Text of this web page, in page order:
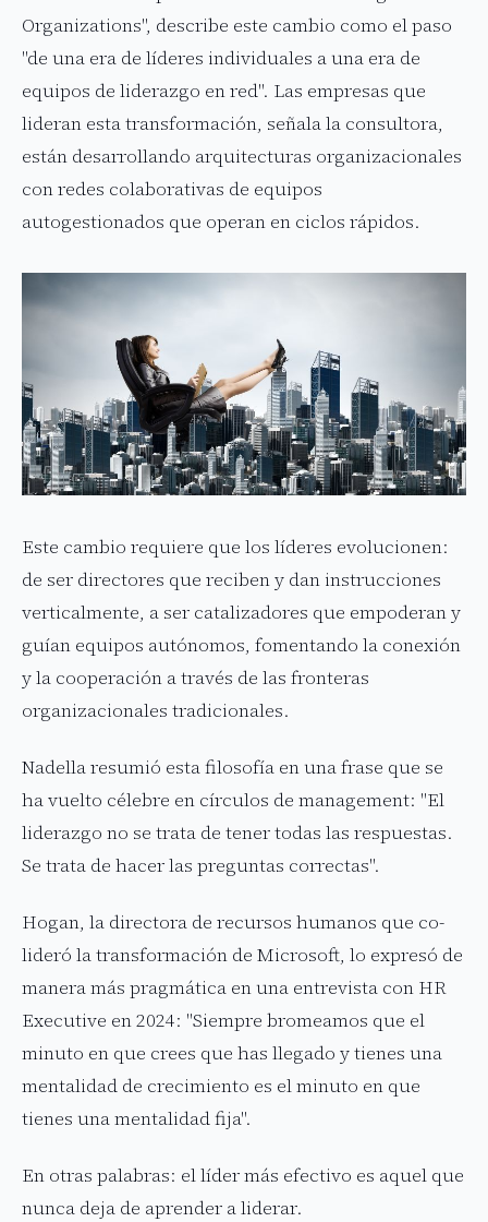
Organizations", describe este cambio como el paso
"de una era de líderes individuales a una era de
equipos de liderazgo en red". Las empresas que
lideran esta transformación, señala la consultora,
están desarrollando arquitecturas organizacionales
con redes colaborativas de equipos
autogestionados que operan en ciclos rápidos.
Este cambio requiere que los líderes evolucionen:
de ser directores que reciben y dan instrucciones
verticalmente, a ser catalizadores que empoderan y
guían equipos autónomos, fomentando la conexión
y la cooperación a través de las fronteras
organizacionales tradicionales.
Nadella resumió esta filosofía en una frase que se
ha vuelto célebre en círculos de management: "El
liderazgo no se trata de tener todas las respuestas.
Se trata de hacer las preguntas correctas".
Hogan, la directora de recursos humanos que co-
lideró la transformación de Microsoft, lo expresó de
manera más pragmática en una entrevista con HR
Executive en 2024: "Siempre bromeamos que el
minuto en que crees que has llegado y tienes una
mentalidad de crecimiento es el minuto en que
tienes una mentalidad fija".
En otras palabras: el líder más efectivo es aquel que
nunca deja de aprender a liderar.